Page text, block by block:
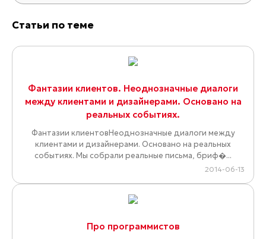
Статьи по теме
Фантазии клиентов. Неоднозначные диалоги
между клиентами и дизайнерами. Основано на
реальных событиях.
Фантазии клиентовНеоднозначные диалоги между
клиентами и дизайнерами. Основано на реальных
событиях. Мы собрали реальные письма, бриф�...
2014-06-13
Про программистов